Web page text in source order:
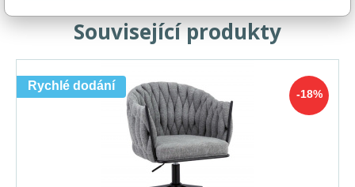
Související produkty
-18%
Rychlé dodání